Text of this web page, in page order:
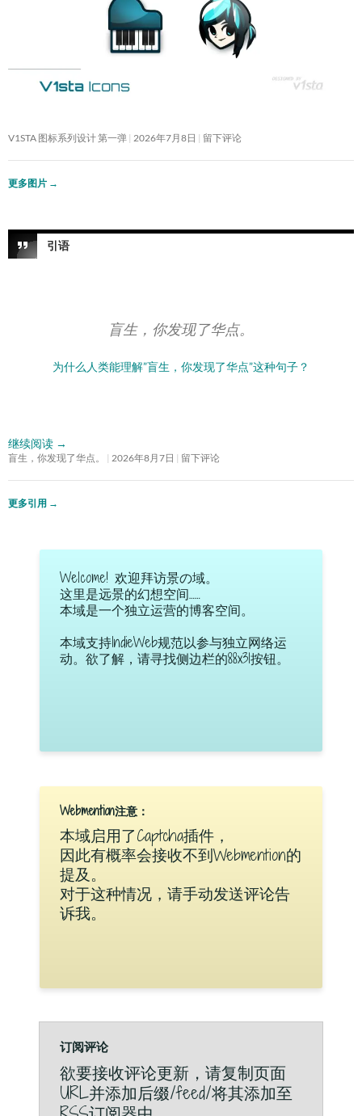
V1STA 图标系列设计 第一弹 2026年7月8日 留下评论
更多图片 →
引语
盲生，你发现了华点。
为什么人类能理解”盲生，你发现了华点”这种句子？
继续阅读 →
盲生，你发现了华点。 2026年8月7日 留下评论
更多引用 →
Welcome! 欢迎拜访景の域。
这里是远景的幻想空间……
本域是一个独立运营的博客空间。
本域支持IndieWeb规范以参与独立网络运
动。欲了解，请寻找侧边栏的88x31按钮。
Webmention注意：
本域启用了Captcha插件，
因此有概率会接收不到Webmention的
提及。
对于这种情况，请手动发送评论告
诉我。
订阅评论
欲要接收评论更新，请复制页面
URL并添加后缀/feed/将其添加至